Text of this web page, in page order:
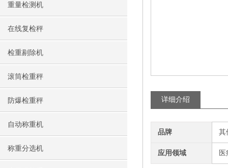
重量检测机
在线复检秤
检重剔除机
滚筒检重秤
防爆检重秤
自动称重机
称重分选机
详细介绍
品牌 其
应用领域